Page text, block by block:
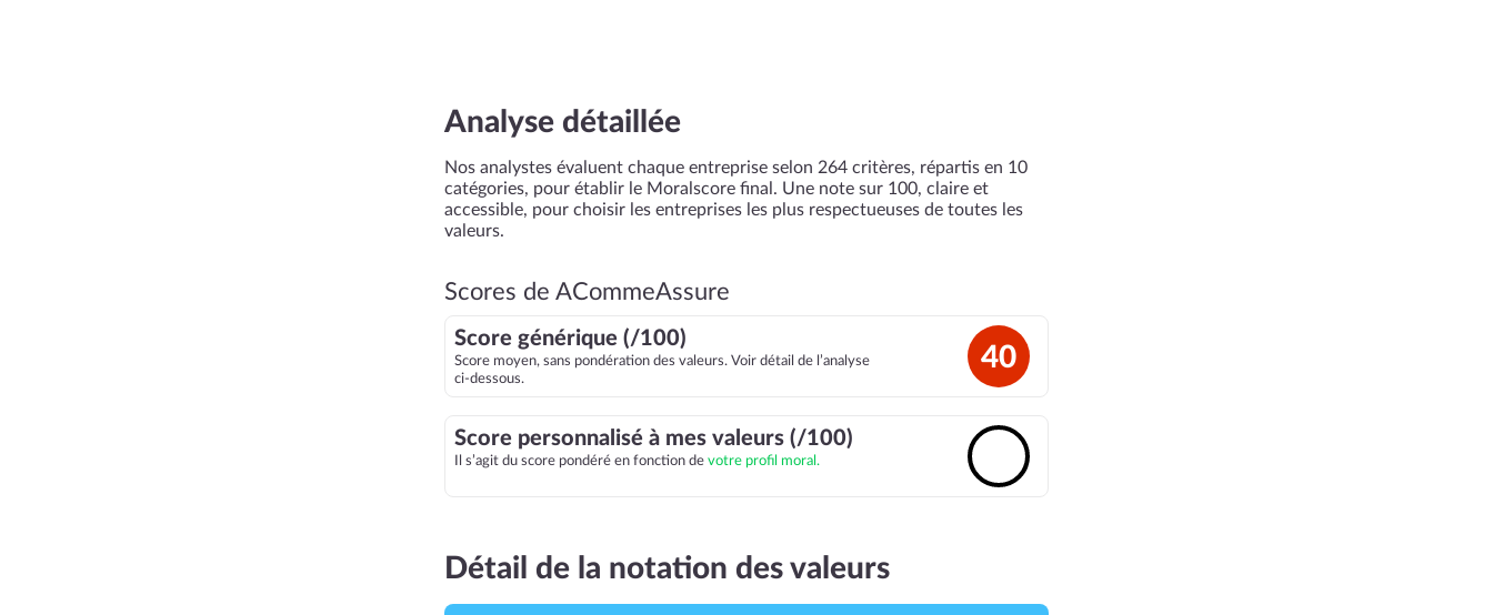
Analyse détaillée
Nos analystes évaluent chaque entreprise selon 264 critères, répartis en 10
catégories, pour établir le Moralscore final. Une note sur 100, claire et
accessible, pour choisir les entreprises les plus respectueuses de toutes les
valeurs.
Scores de ACommeAssure
Score générique (/100)
Score moyen, sans pondération des valeurs. Voir détail de l’analyse
ci-dessous.
40
Score personnalisé à mes valeurs (/100)
Il s’agit du score pondéré en fonction de votre profil moral.
Détail de la notation des valeurs